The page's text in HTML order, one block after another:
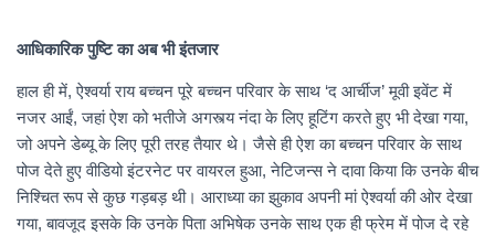
आधिकारिक पुष्टि का अब भी इंतजार
हाल ही में, ऐश्वर्या राय बच्चन पूरे बच्चन परिवार के साथ ‘द आर्चीज’ मूवी इवेंट में
नजर आईं, जहां ऐश को भतीजे अगस्त्य नंदा के लिए हूटिंग करते हुए भी देखा गया,
जो अपने डेब्यू के लिए पूरी तरह तैयार थे। जैसे ही ऐश का बच्चन परिवार के साथ
पोज देते हुए वीडियो इंटरनेट पर वायरल हुआ, नेटिजन्स ने दावा किया कि उनके बीच
निश्चित रूप से कुछ गड़बड़ थी। आराध्या का झुकाव अपनी मां ऐश्वर्या की ओर देखा
गया, बावजूद इसके कि उनके पिता अभिषेक उनके साथ एक ही फ्रेम में पोज दे रहे